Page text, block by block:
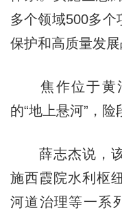
多个领域500多个
保护和高质量发展
焦作位于黄河
的“地上悬河”，险
薛志杰说，该
施西霞院水利枢
河道治理等一系